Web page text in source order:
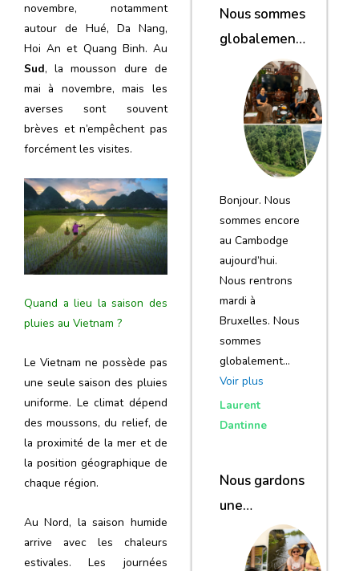
novembre, notamment
autour de Hué, Da Nang,
Hoi An et Quang Binh. Au
Sud, la mousson dure de
mai à novembre, mais les
averses sont souvent
brèves et n’empêchent pas
forcément les visites.
Quand a lieu la saison des
pluies au Vietnam ?
Le Vietnam ne possède pas
une seule saison des pluies
uniforme. Le climat dépend
des moussons, du relief, de
la proximité de la mer et de
la position géographique de
chaque région.
Au Nord, la saison humide
arrive avec les chaleurs
estivales. Les journées
Nous sommes
globalement
satisfaits du
voyage
Bonjour. Nous
sommes encore
au Cambodge
aujourd’hui.
Nous rentrons
mardi à
Bruxelles. Nous
sommes
globalement…
Voir plus
Laurent
Dantinne
Nous gardons
une
excellente
impression de